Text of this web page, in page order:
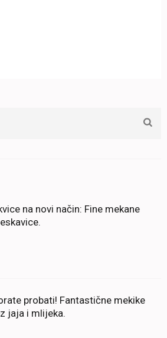
na novi način: Fine mekane
probati! Fantastične mekike
jaja i mlijeka.